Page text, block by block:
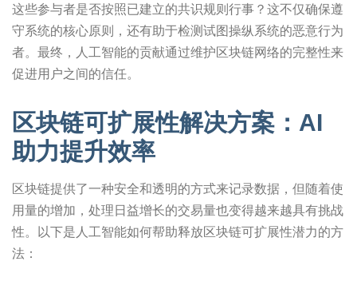
这些参与者是否按照已建立的共识规则行事？这不仅确保遵
守系统的核心原则，还有助于检测试图操纵系统的恶意行为
者。最终，人工智能的贡献通过维护区块链网络的完整性来
促进用户之间的信任。
区块链可扩展性解决方案：AI
助力提升效率
区块链提供了一种安全和透明的方式来记录数据，但随着使
用量的增加，处理日益增长的交易量也变得越来越具有挑战
性。以下是人工智能如何帮助释放区块链可扩展性潜力的方
法：